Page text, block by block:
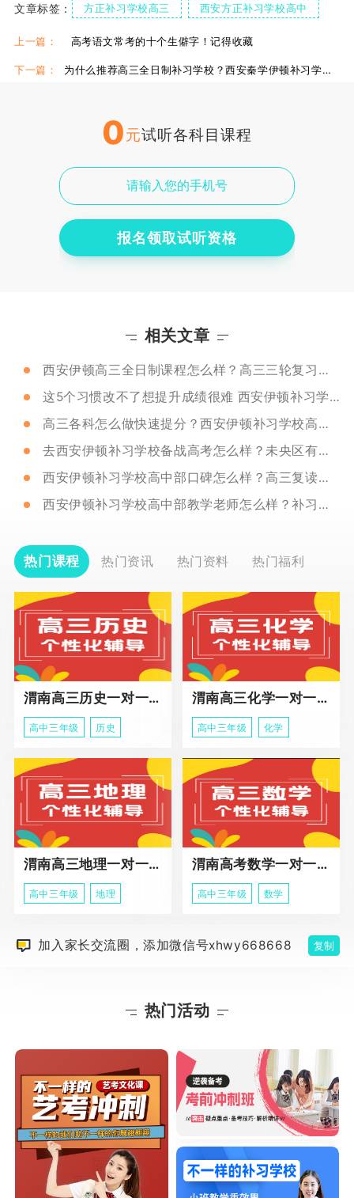
文章标签： 方正补习学校高三 西安方正补习学校高中
方正补习学校高中 西安方正补习高中辅导
上一篇： 高考语文常考的十个生僻字！记得收藏
下一篇： 为什么推荐高三全日制补习学校？西安秦学伊顿补习学校怎么样？
0元试听各科目课程
报名领取试听资格
相关文章
西安伊顿高三全日制课程怎么样？高三三轮复习侧重点
这5个习惯改不了想提升成绩很难 西安伊顿补习学校教学质量怎么样？
高三各科怎么做快速提分？西安伊顿补习学校高三小班课怎么样？
去西安伊顿补习学校备战高考怎么样？未央区有校区吗？
西安伊顿补习学校高中部口碑怎么样？高三复读推荐去吗？
西安伊顿补习学校高中部教学老师怎么样？补习一年怎么收费？
热门课程 热门资讯 热门资料 热门福利
渭南高三历史一对一冲刺课程
高中三年级 历史
渭南高三化学一对一个性化辅导课程
高中三年级 化学
渭南高三地理一对一同步辅导课程
高中三年级 地理
渭南高考数学一对一个性化辅导课程
高中三年级 数学
加入家长交流圈，添加微信号xhwy668668 复制
热门活动